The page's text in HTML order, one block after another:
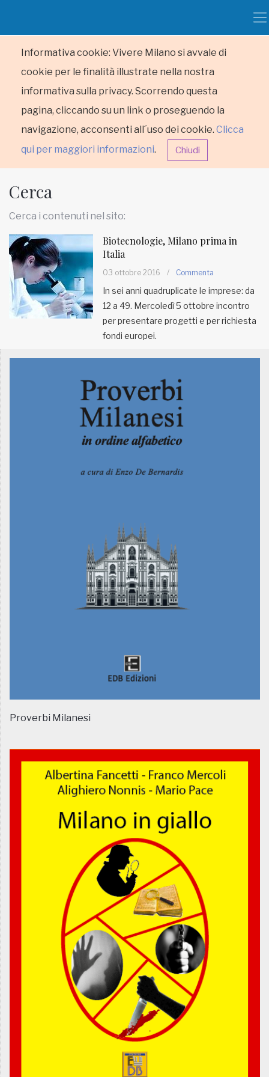
Informativa cookie: Vivere Milano si avvale di
cookie per le finalità illustrate nella nostra
informativa sulla privacy. Scorrendo questa
pagina, cliccando su un link o proseguendo la
navigazione, acconsenti all´uso dei cookie. Clicca
qui per maggiori informazioni. Chiudi
HOME
RUBRICHE
MUNICIPI
Inviateci le vostre segnalazioni
Iscriviti alla newsletter
www.viveremilano.info
Fondato e diretto da Enzo De
EDB edizioni - Via Brivio angolo C.
Informativa sulla privacy
Cerca
Cerca i contenuti nel sito:
Biotecnologie, Milano prima in
Italia
03 ottobre 2016 / Commenta
In sei anni quadruplicate le imprese: da
12 a 49. Mercoledì 5 ottobre incontro
per presentare progetti e per richiesta
fondi europei.
Proverbi Milanesi